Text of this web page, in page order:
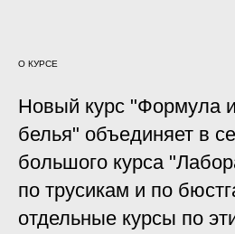
О КУРСЕ
Новый курс "Формула
белья" объединяет в
большого курса
по трусикам и по
отдельные курсы по